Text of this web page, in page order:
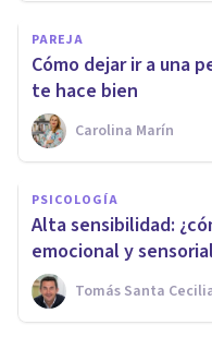
PAREJA
Cómo dejar ir a una
te hace bien
Carolina Marín
PSICOLOGÍA
Alta sensibilidad:
emocional y
Tomás Santa